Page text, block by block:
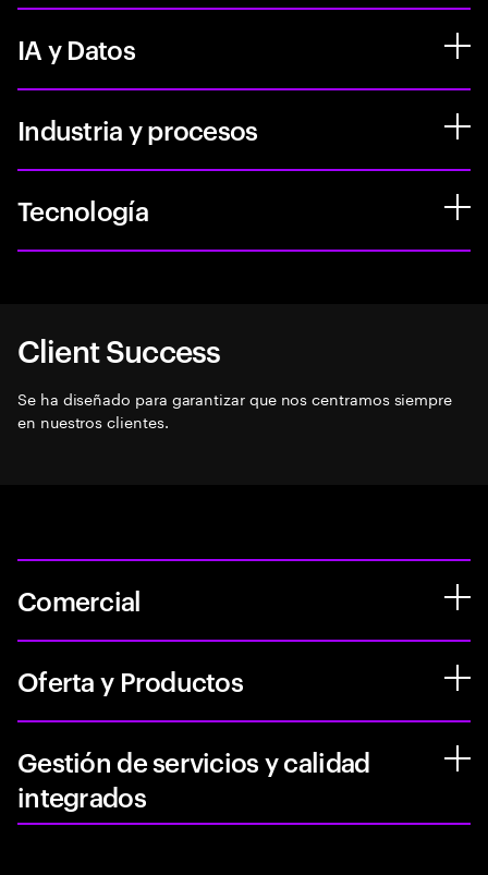
IA y Datos
Industria y procesos
Tecnología
Client Success
Se ha diseñado para garantizar que nos centramos siempre
en nuestros clientes.
Comercial
Oferta y Productos
Gestión de servicios y calidad
integrados